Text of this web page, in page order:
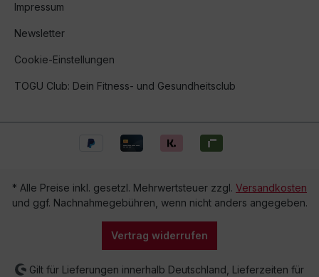
Impressum
Newsletter
Cookie-Einstellungen
TOGU Club: Dein Fitness- und Gesundheitsclub
* Alle Preise inkl. gesetzl. Mehrwertsteuer zzgl. Versandkosten
und ggf. Nachnahmegebühren, wenn nicht anders angegeben.
Vertrag widerrufen
Gilt für Lieferungen innerhalb Deutschland, Lieferzeiten für